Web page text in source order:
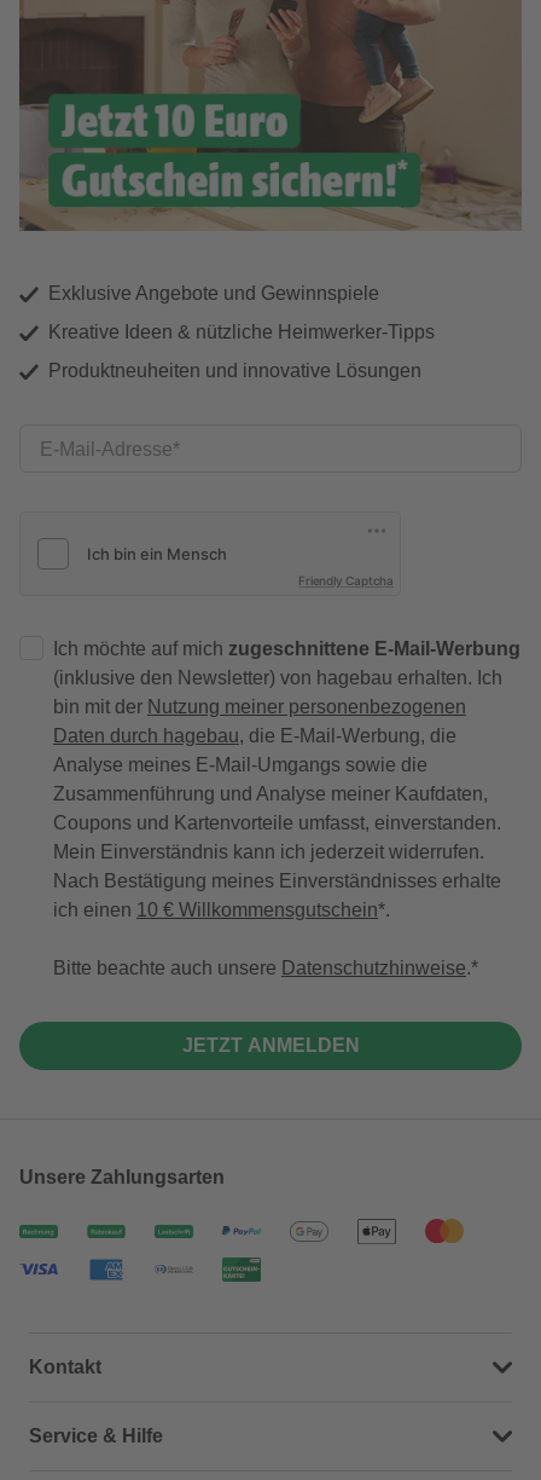
Exklusive Angebote und Gewinnspiele
Kreative Ideen & nützliche Heimwerker-Tipps
Produktneuheiten und innovative Lösungen
E-Mail-Adresse
Friendly Captcha
Ich möchte auf mich zugeschnittene E-Mail-Werbung
(inklusive den Newsletter) von hagebau erhalten. Ich
bin mit der Nutzung meiner personenbezogenen
Daten durch hagebau, die E-Mail-Werbung, die
Analyse meines E-Mail-Umgangs sowie die
Zusammenführung und Analyse meiner Kaufdaten,
Coupons und Kartenvorteile umfasst, einverstanden.
Mein Einverständnis kann ich jederzeit widerrufen.
Nach Bestätigung meines Einverständnisses erhalte
ich einen 10 € Willkommensgutschein*.
Bitte beachte auch unsere Datenschutzhinweise.
JETZT ANMELDEN
Unsere Zahlungsarten
Kontakt
Dein Kontakt zu uns
Service & Hilfe